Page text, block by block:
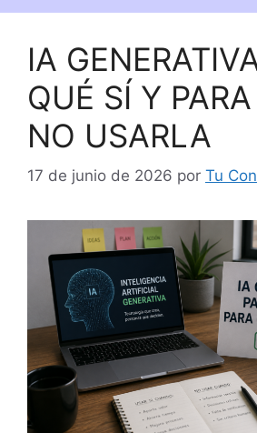
IA
QUÉ SÍ Y
NO USARLA
17 de junio de 2026 por Tu